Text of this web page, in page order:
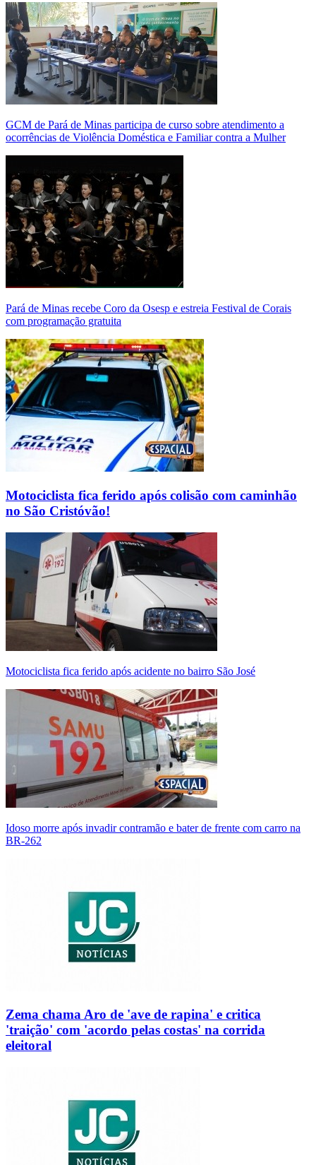
GCM de Pará de Minas participa de curso sobre atendimento a
ocorrências de Violência Doméstica e Familiar contra a Mulher
Pará de Minas recebe Coro da Osesp e estreia Festival de Corais
com programação gratuita
Motociclista fica ferido após colisão com caminhão
no São Cristóvão!
Motociclista fica ferido após acidente no bairro São José
Idoso morre após invadir contramão e bater de frente com carro na
BR-262
Zema chama Aro de 'ave de rapina' e critica
'traição' com 'acordo pelas costas' na corrida
eleitoral